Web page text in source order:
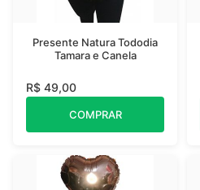
Presente Natura Tododia
Tamara e Canela
R$ 49,00
COMPRAR